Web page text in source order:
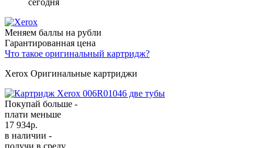
Меняем баллы на рубли
Гарантированная цена
Что такое оригинальный картридж?
Xerox Оригинальные картриджи
Покупай больше -
плати меньше
17 934р.
в наличии -
получи в среду